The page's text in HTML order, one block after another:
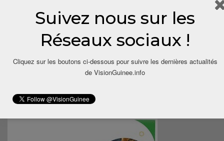
Suivez nous sur les
Réseaux sociaux !
Cliquez sur les boutons ci-dessous pour suivre les dernières actualités
de VisionGuinee.info